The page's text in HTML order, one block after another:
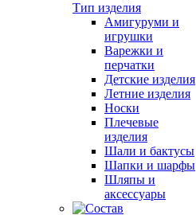
Тип изделия
Амигуруми и
игрушки
Варежки и
перчатки
Детские изделия
Летние изделия
Носки
Плечевые
изделия
Шали и бактусы
Шапки и шарфы
Шляпы и
аксессуары